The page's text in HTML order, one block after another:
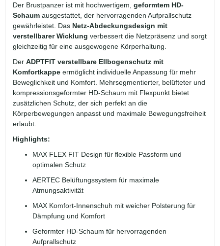
Der Brustpanzer ist mit hochwertigem, geformtem HD-
Schaum ausgestattet, der hervorragenden Aufprallschutz
gewährleistet. Das Netz-Abdeckungsdesign mit
verstellbarer Wicklung verbessert die Netzpräsenz und sorgt
gleichzeitig für eine ausgewogene Körperhaltung.
Der ADPTFIT verstellbare Ellbogenschutz mit
Komfortkappe ermöglicht individuelle Anpassung für mehr
Beweglichkeit und Komfort. Mehrsegmentierter, belüfteter und
kompressionsgeformter HD-Schaum mit Flexpunkt bietet
zusätzlichen Schutz, der sich perfekt an die
Körperbewegungen anpasst und maximale Bewegungsfreiheit
erlaubt.
Highlights:
MAX FLEX FIT Design für flexible Passform und
optimalen Schutz
AERTEC Belüftungssystem für maximale
Atmungsaktivität
MAX Komfort-Innenschuh mit weicher Polsterung für
Dämpfung und Komfort
Geformter HD-Schaum für hervorragenden
Aufprallschutz